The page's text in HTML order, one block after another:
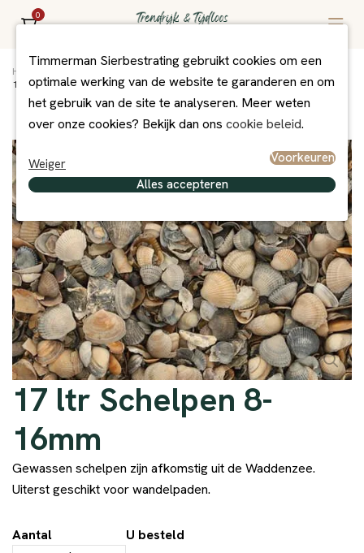
0
Home Grind/Split en Zand
17 ltr Schelpen 8-16mm
17 ltr Schelpen 8-
16mm
Gewassen schelpen zijn afkomstig uit de Waddenzee.
Uiterst geschikt voor wandelpaden.
Aantal U besteld
Timmerman Sierbestrating gebruikt cookies om een
optimale werking van de website te garanderen en om
het gebruik van de site te analyseren. Meer weten
over onze cookies? Bekijk dan ons cookie beleid.
Weiger
Voorkeuren
Alles accepteren